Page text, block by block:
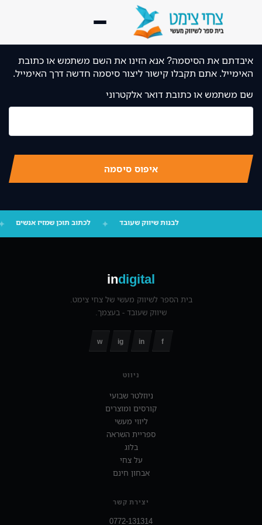
דף הבית
נעים להכיר
ספריית השראה
בלוג שיווק מעשי
לקוחות מספרים
איבדתם את הסיסמה? אנא הזינו את השם משתמש או כתובת
האימייל. אתם תקבלו קישור ליצור סיסמה חדשה דרך האימייל.
שם משתמש או כתובת דואר אלקטרוני
איפוס סיסמה
לבנות שיווק שעובד ✦ לכתוב תוכן שמזיז אנשים
indigital
בית הספר לשיווק מעשי של צחי צימט.
שיווק שעובד - בעצמך.
f
in
ig
w
ניווט
ניוזלטר שבועי
קורסים ומוצרים
ליווי מעשי
ספריית השראה
בלוג
על צחי
אבחון חינם
יצירת קשר
0772-131314